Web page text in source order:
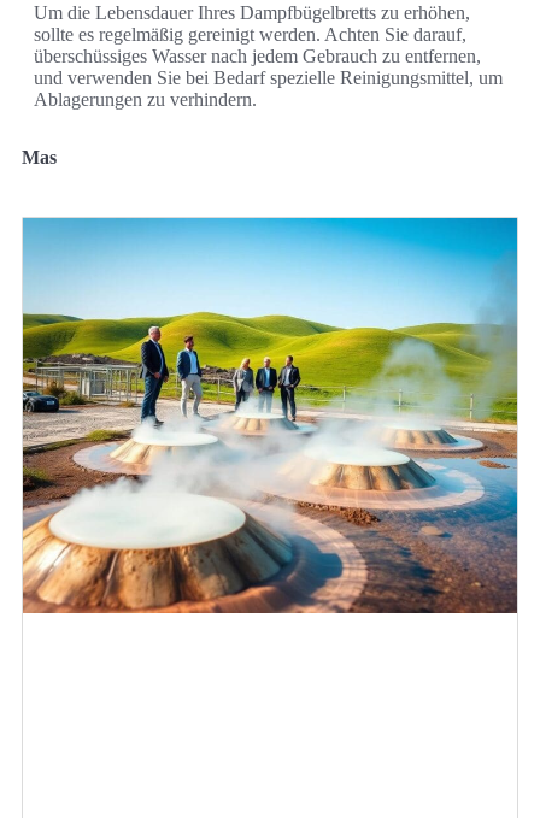
Um die Lebensdauer Ihres Dampfbügelbretts zu erhöhen,
sollte es regelmäßig gereinigt werden. Achten Sie darauf,
überschüssiges Wasser nach jedem Gebrauch zu entfernen,
und verwenden Sie bei Bedarf spezielle Reinigungsmittel, um
Ablagerungen zu verhindern.
Mas